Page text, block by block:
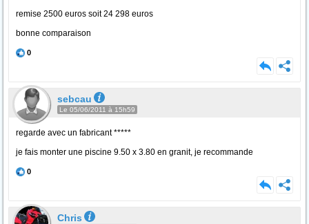
remise 2500 euros soit 24 298 euros
bonne comparaison
0
sebcau
Le 05/06/2011 à 15h59
regarde avec un fabricant *****
je fais monter une piscine 9.50 x 3.80 en granit, je recommande
0
Chris